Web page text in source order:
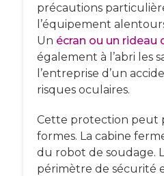
précautions
l’équipement
Un écran ou un rideau
également à l’abri les
l’entreprise d’un
risques oculaires.
Cette protection peut
formes. La cabine
du robot de soudage.
périmètre de sécurité